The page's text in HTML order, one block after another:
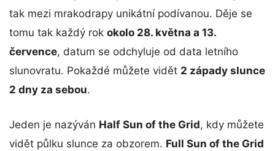
tak mezi mrakodrapy unikátní podívanou. Děje se
tomu tak každý rok okolo 28. května a 13.
července, datum se odchyluje od data letního
slunovratu. Pokaždé můžete vidět 2 západy slunce
2 dny za sebou.
Jeden je nazýván Half Sun of the Grid, kdy můžete
vidět půlku slunce za obzorem. Full Sun of the Grid